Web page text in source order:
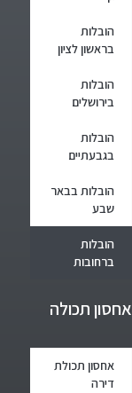
הובלות
בראשון לציון
הובלות
בירושלים
הובלות
בגבעתיים
הובלות בבאר
שבע
הובלות
ברחובות
אחסון תכולה
אחסון תכולת
דירה